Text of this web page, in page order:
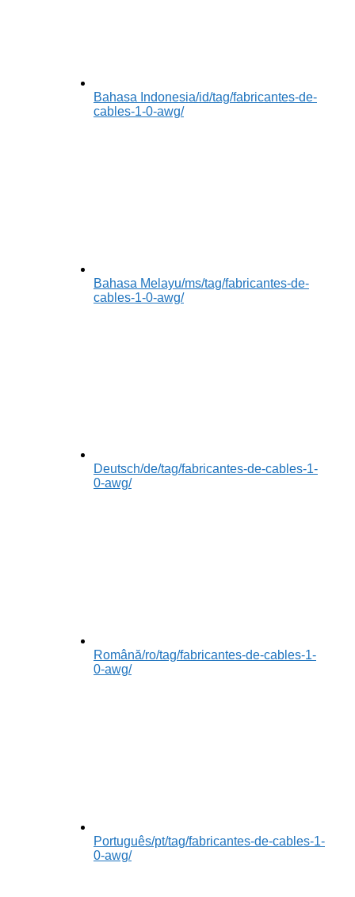
Bahasa Indonesia/id/tag/fabricantes-de-
cables-1-0-awg/
Bahasa Melayu/ms/tag/fabricantes-de-
cables-1-0-awg/
Deutsch/de/tag/fabricantes-de-cables-1-
0-awg/
Română/ro/tag/fabricantes-de-cables-1-
0-awg/
Português/pt/tag/fabricantes-de-cables-1-
0-awg/